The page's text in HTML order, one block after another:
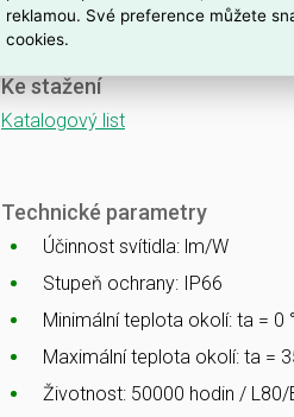
nouzové a orientační
Ke stažení
Katalogový list
Technické parametry
Účinnost svítidla: lm/W
Stupeň ochrany: IP66
Minimální teplota okolí: ta = 0
Maximální teplota okolí: ta =
Životnost: 50000 hodin / L80/
reklamou. Své preference můžete
cookies.